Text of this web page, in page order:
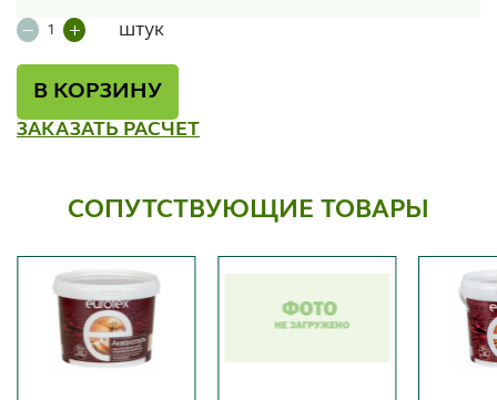
штук
В КОРЗИНУ
ЗАКАЗАТЬ РАСЧЕТ
СОПУТСТВУЮЩИЕ ТОВАРЫ